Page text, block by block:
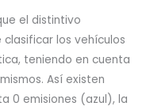
el distintivo
los vehículos
teniendo en cuenta
Así existen
0 emisiones (azul), la